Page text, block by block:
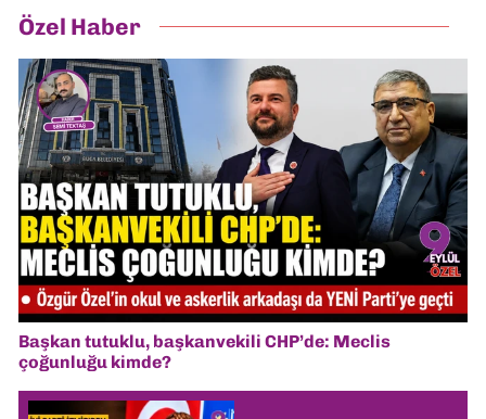
Özel Haber
Başkan tutuklu, başkanvekili CHP’de: Meclis
çoğunluğu kimde?